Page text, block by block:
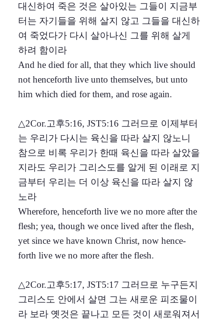
대신하여 죽은 것은 살아있는 그들이 지금부
터는 자기들을 위해 살지 않고 그들을 대신하
여 죽었다가 다시 살아나신 그를 위해 살게
하려 함이라
And he died for all, that they which live should
not henceforth live unto themselves, but unto
him which died for them, and rose again.
△2Cor.고후5:16, JST5:16 그러므로 이제부터
는 우리가 다시는 육신을 따라 살지 않노니
참으로 비록 우리가 한때 육신을 따라 살았을
지라도 우리가 그리스도를 알게 된 이래로 지
금부터 우리는 더 이상 육신을 따라 살지 않
노라
Wherefore, henceforth live we no more after the
flesh; yea, though we once lived after the flesh,
yet since we have known Christ, now hence-
forth live we no more after the flesh.
△2Cor.고후5:17, JST5:17 그러므로 누구든지
그리스도 안에서 살면 그는 새로운 피조물이
라 보라 옛것은 끝나고 모든 것이 새로워져서